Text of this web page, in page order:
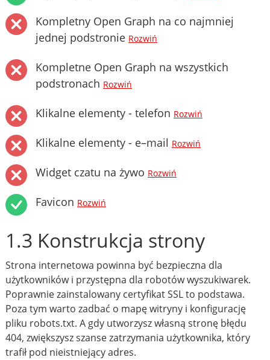
Kompletny Open Graph na co najmniej
jednej podstronie Rozwiń
Kompletne Open Graph na wszystkich
podstronach Rozwiń
Klikalne elementy - telefon Rozwiń
Klikalne elementy - e–mail Rozwiń
Widget czatu na żywo Rozwiń
Favicon Rozwiń
1.3 Konstrukcja strony
Strona internetowa powinna być bezpieczna dla
użytkowników i przystępna dla robotów wyszukiwarek.
Poprawnie zainstalowany certyfikat SSL to podstawa.
Poza tym warto zadbać o mapę witryny i konfigurację
pliku robots.txt. A gdy utworzysz własną stronę błędu
404, zwiększysz szanse zatrzymania użytkownika, który
trafił pod nieistniejący adres.